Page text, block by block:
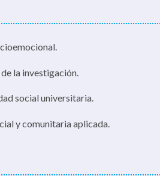
la investigación.
social universitaria.
y comunitaria aplicada.